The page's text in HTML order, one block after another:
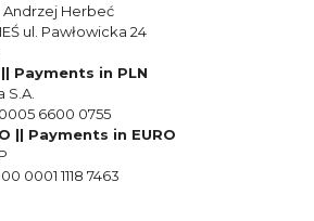
Herbeć
ul. Pawłowicka 24
Payments in PLN
S.A.
6600 0755
|| Payments in EURO
0001 1118 7463